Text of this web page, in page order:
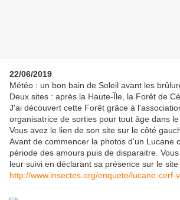
22/06/2019
Météo : un bon bain de Soleil avant les
Deux sites : après la Haute-Île, la Forêt de
J'ai découvert cette Forêt grâce à
organisatrice de sorties pour tout âge dans
Vous avez le lien de son site sur le côté
Avant de commencer la photos d'un Lucane
période des amours puis de disparaitre.
leur suivi en déclarant sa présence sur le site
http://www.insectes.org/enquete/lucane-cerf-